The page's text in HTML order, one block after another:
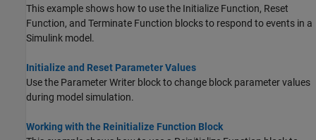
This example shows how to use the Initialize Function, Reset
Function, and Terminate Function blocks to respond to events in a
Simulink model.
Initialize and Reset Parameter Values
Use the Parameter Writer block to change block parameter values
during model simulation.
Working with the Reinitialize Function Block